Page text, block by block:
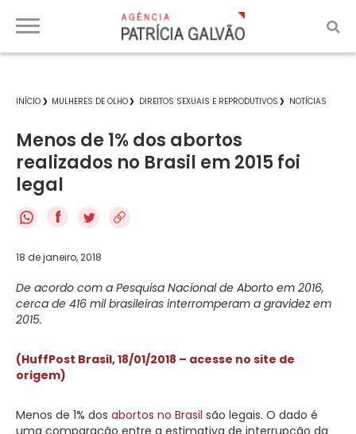
INÍCIO MULHERES DE OLHO DIREITOS SEXUAIS E REPRODUTIVOS NOTÍCIAS
Menos de 1% dos abortos
realizados no Brasil em 2015 foi
legal
f
18 de janeiro, 2018
De acordo com a Pesquisa Nacional de Aborto em 2016,
cerca de 416 mil brasileiras interromperam a gravidez em
2015.
(HuffPost Brasil, 18/01/2018 – acesse no site de
origem)
Menos de 1% dos abortos no Brasil são legais. O dado é
uma comparação entre a estimativa de interrupção da